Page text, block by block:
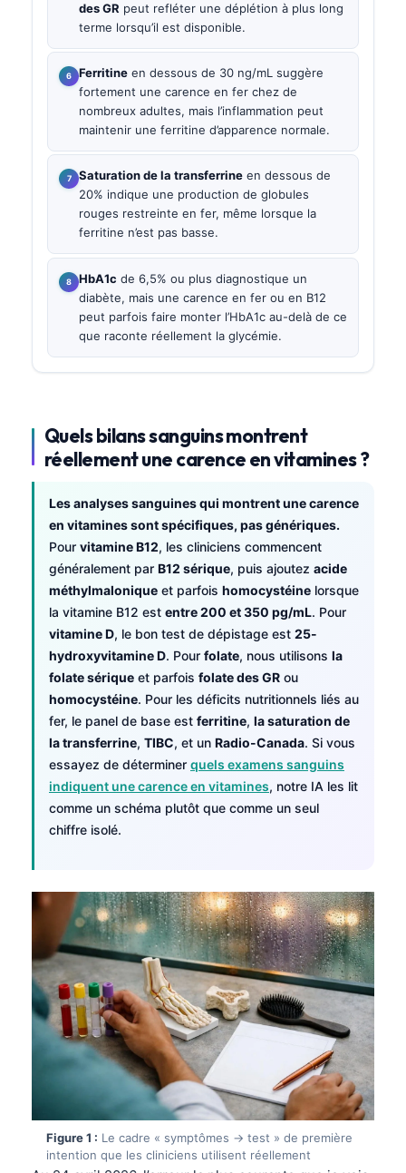
des GR peut refléter une déplétion à plus long
terme lorsqu’il est disponible.
Ferritine en dessous de 30 ng/mL suggère
fortement une carence en fer chez de
nombreux adultes, mais l’inflammation peut
maintenir une ferritine d’apparence normale.
Saturation de la transferrine en dessous de
20% indique une production de globules
rouges restreinte en fer, même lorsque la
ferritine n’est pas basse.
HbA1c de 6,5% ou plus diagnostique un
diabète, mais une carence en fer ou en B12
peut parfois faire monter l’HbA1c au-delà de ce
que raconte réellement la glycémie.
Quels bilans sanguins montrent
réellement une carence en vitamines ?
Les analyses sanguines qui montrent une carence
en vitamines sont spécifiques, pas génériques.
Pour vitamine B12, les cliniciens commencent
généralement par B12 sérique, puis ajoutez acide
méthylmalonique et parfois homocystéine lorsque
la vitamine B12 est entre 200 et 350 pg/mL. Pour
vitamine D, le bon test de dépistage est 25-
hydroxyvitamine D. Pour folate, nous utilisons la
folate sérique et parfois folate des GR ou
homocystéine. Pour les déficits nutritionnels liés au
fer, le panel de base est ferritine, la saturation de
la transferrine, TIBC, et un Radio-Canada. Si vous
essayez de déterminer quels examens sanguins
indiquent une carence en vitamines, notre IA les lit
comme un schéma plutôt que comme un seul
chiffre isolé.
Figure 1 : Le cadre « symptômes → test » de première
intention que les cliniciens utilisent réellement